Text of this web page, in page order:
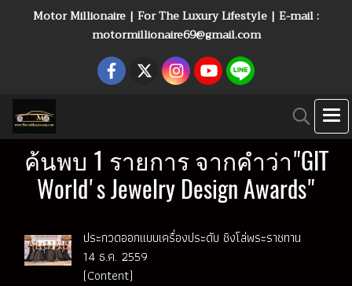
Motor Millionaire | For The Luxury Lifestyle | E-mail :
motormillionaire69@gmail.com
ค้นพบ 1 รายการ จากคำว่า"GIT
World's Jewelry Design Awards"
ประกวดออกแบบเครื่องประดับ ชิงโล่พระราชทาน
14 ธ.ค. 2559
(Content)